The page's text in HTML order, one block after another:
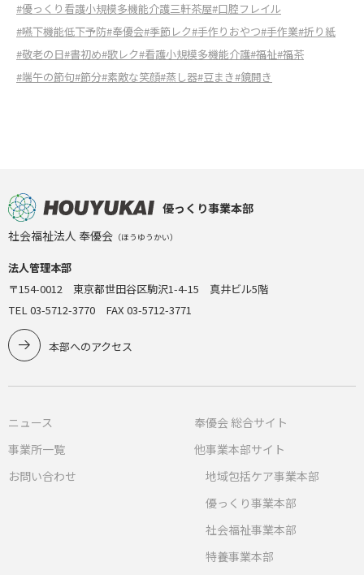
#優っくり看護小規模多機能介護三軒茶屋#口腔フレイル
#嚥下機能低下予防#奉優会#季節レク#手作りおやつ#手作業#折り紙
#敬老の日#書初め#歌レク#看護小規模多機能介護#福祉#福茶
#端午の節句#節分#素敵な笑顔#蒸し器#豆まき#鏡開き
優っくり事業本部
社会福祉法人 奉優会 （ほうゆうかい）
法人管理本部
〒154-0012 東京都世田谷区駒沢1-4-15 真井ビル5階
TEL 03-5712-3770 FAX 03-5712-3771
本部へのアクセス
ニュース
事業所一覧
お問い合わせ
奉優会 総合サイト
他事業本部サイト
地域包括ケア事業本部
優っくり事業本部
社会福祉事業本部
特養事業本部